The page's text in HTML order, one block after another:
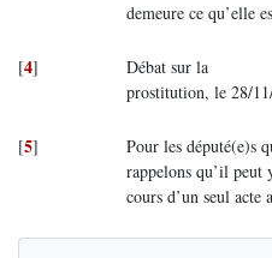
demeure ce qu’elle
[4]
Débat sur la
prostitution, le 28/
[5]
Pour les député(e)s
rappelons qu’il peut
cours d’un seul acte